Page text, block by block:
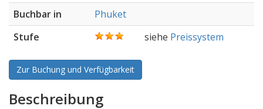
Buchbar in
Phuket
Stufe
siehe Preissystem
Zur Buchung und Verfügbarkeit
Beschreibung